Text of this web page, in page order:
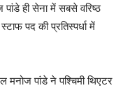
ही सेना में सबसे वरिष्ठ
पद की प्रतिस्पर्धा में
पांडे ने पश्चिमी थिएटर